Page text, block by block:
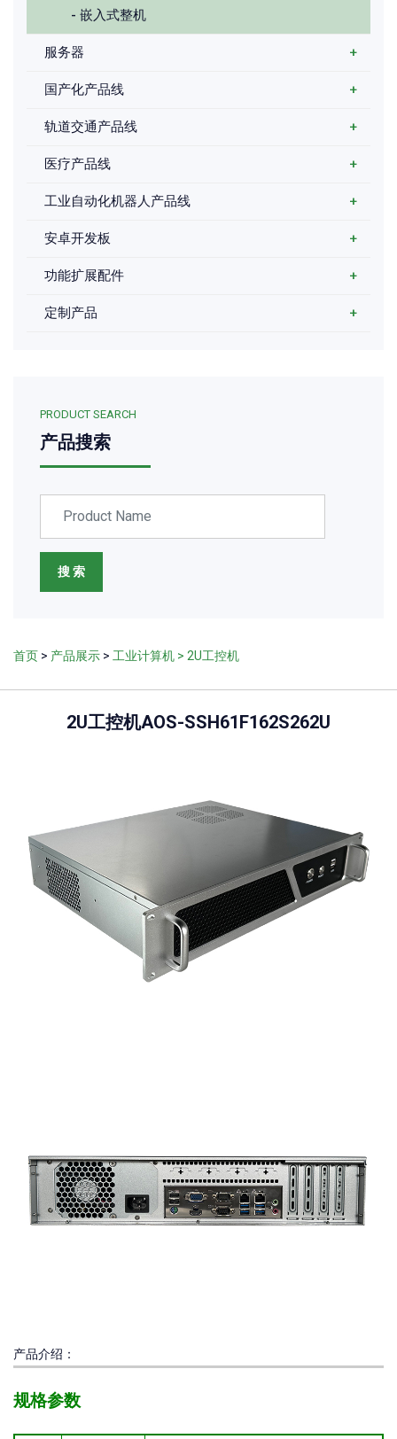
- 嵌入式整机
服务器 +
国产化产品线 +
轨道交通产品线 +
医疗产品线 +
工业自动化机器人产品线 +
安卓开发板 +
功能扩展配件 +
定制产品 +
PRODUCT SEARCH
产品搜索
搜 索
首页 > 产品展示 > 工业计算机 > 2U工控机
2U工控机AOS-SSH61F162S262U
产品介绍：
规格参数